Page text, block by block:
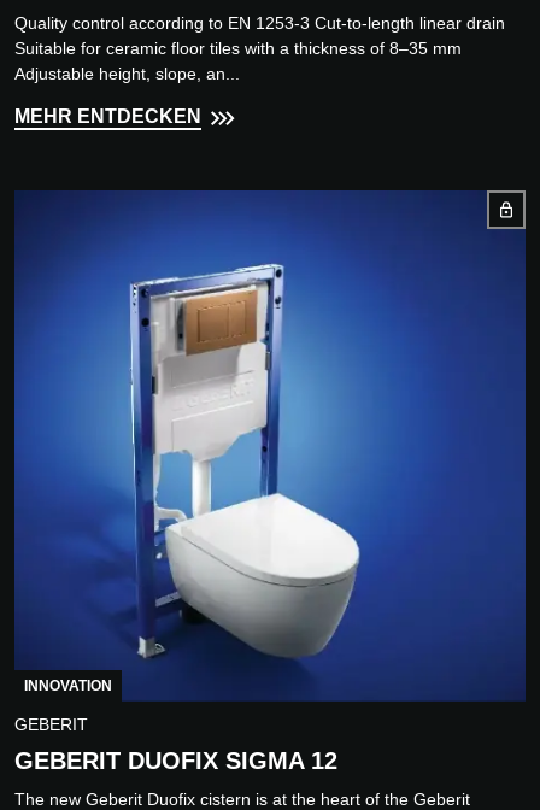
Quality control according to EN 1253-3 Cut-to-length linear drain
Suitable for ceramic floor tiles with a thickness of 8–35 mm
Adjustable height, slope, an...
MEHR ENTDECKEN
INNOVATION
GEBERIT
GEBERIT DUOFIX SIGMA 12
The new Geberit Duofix cistern is at the heart of the Geberit